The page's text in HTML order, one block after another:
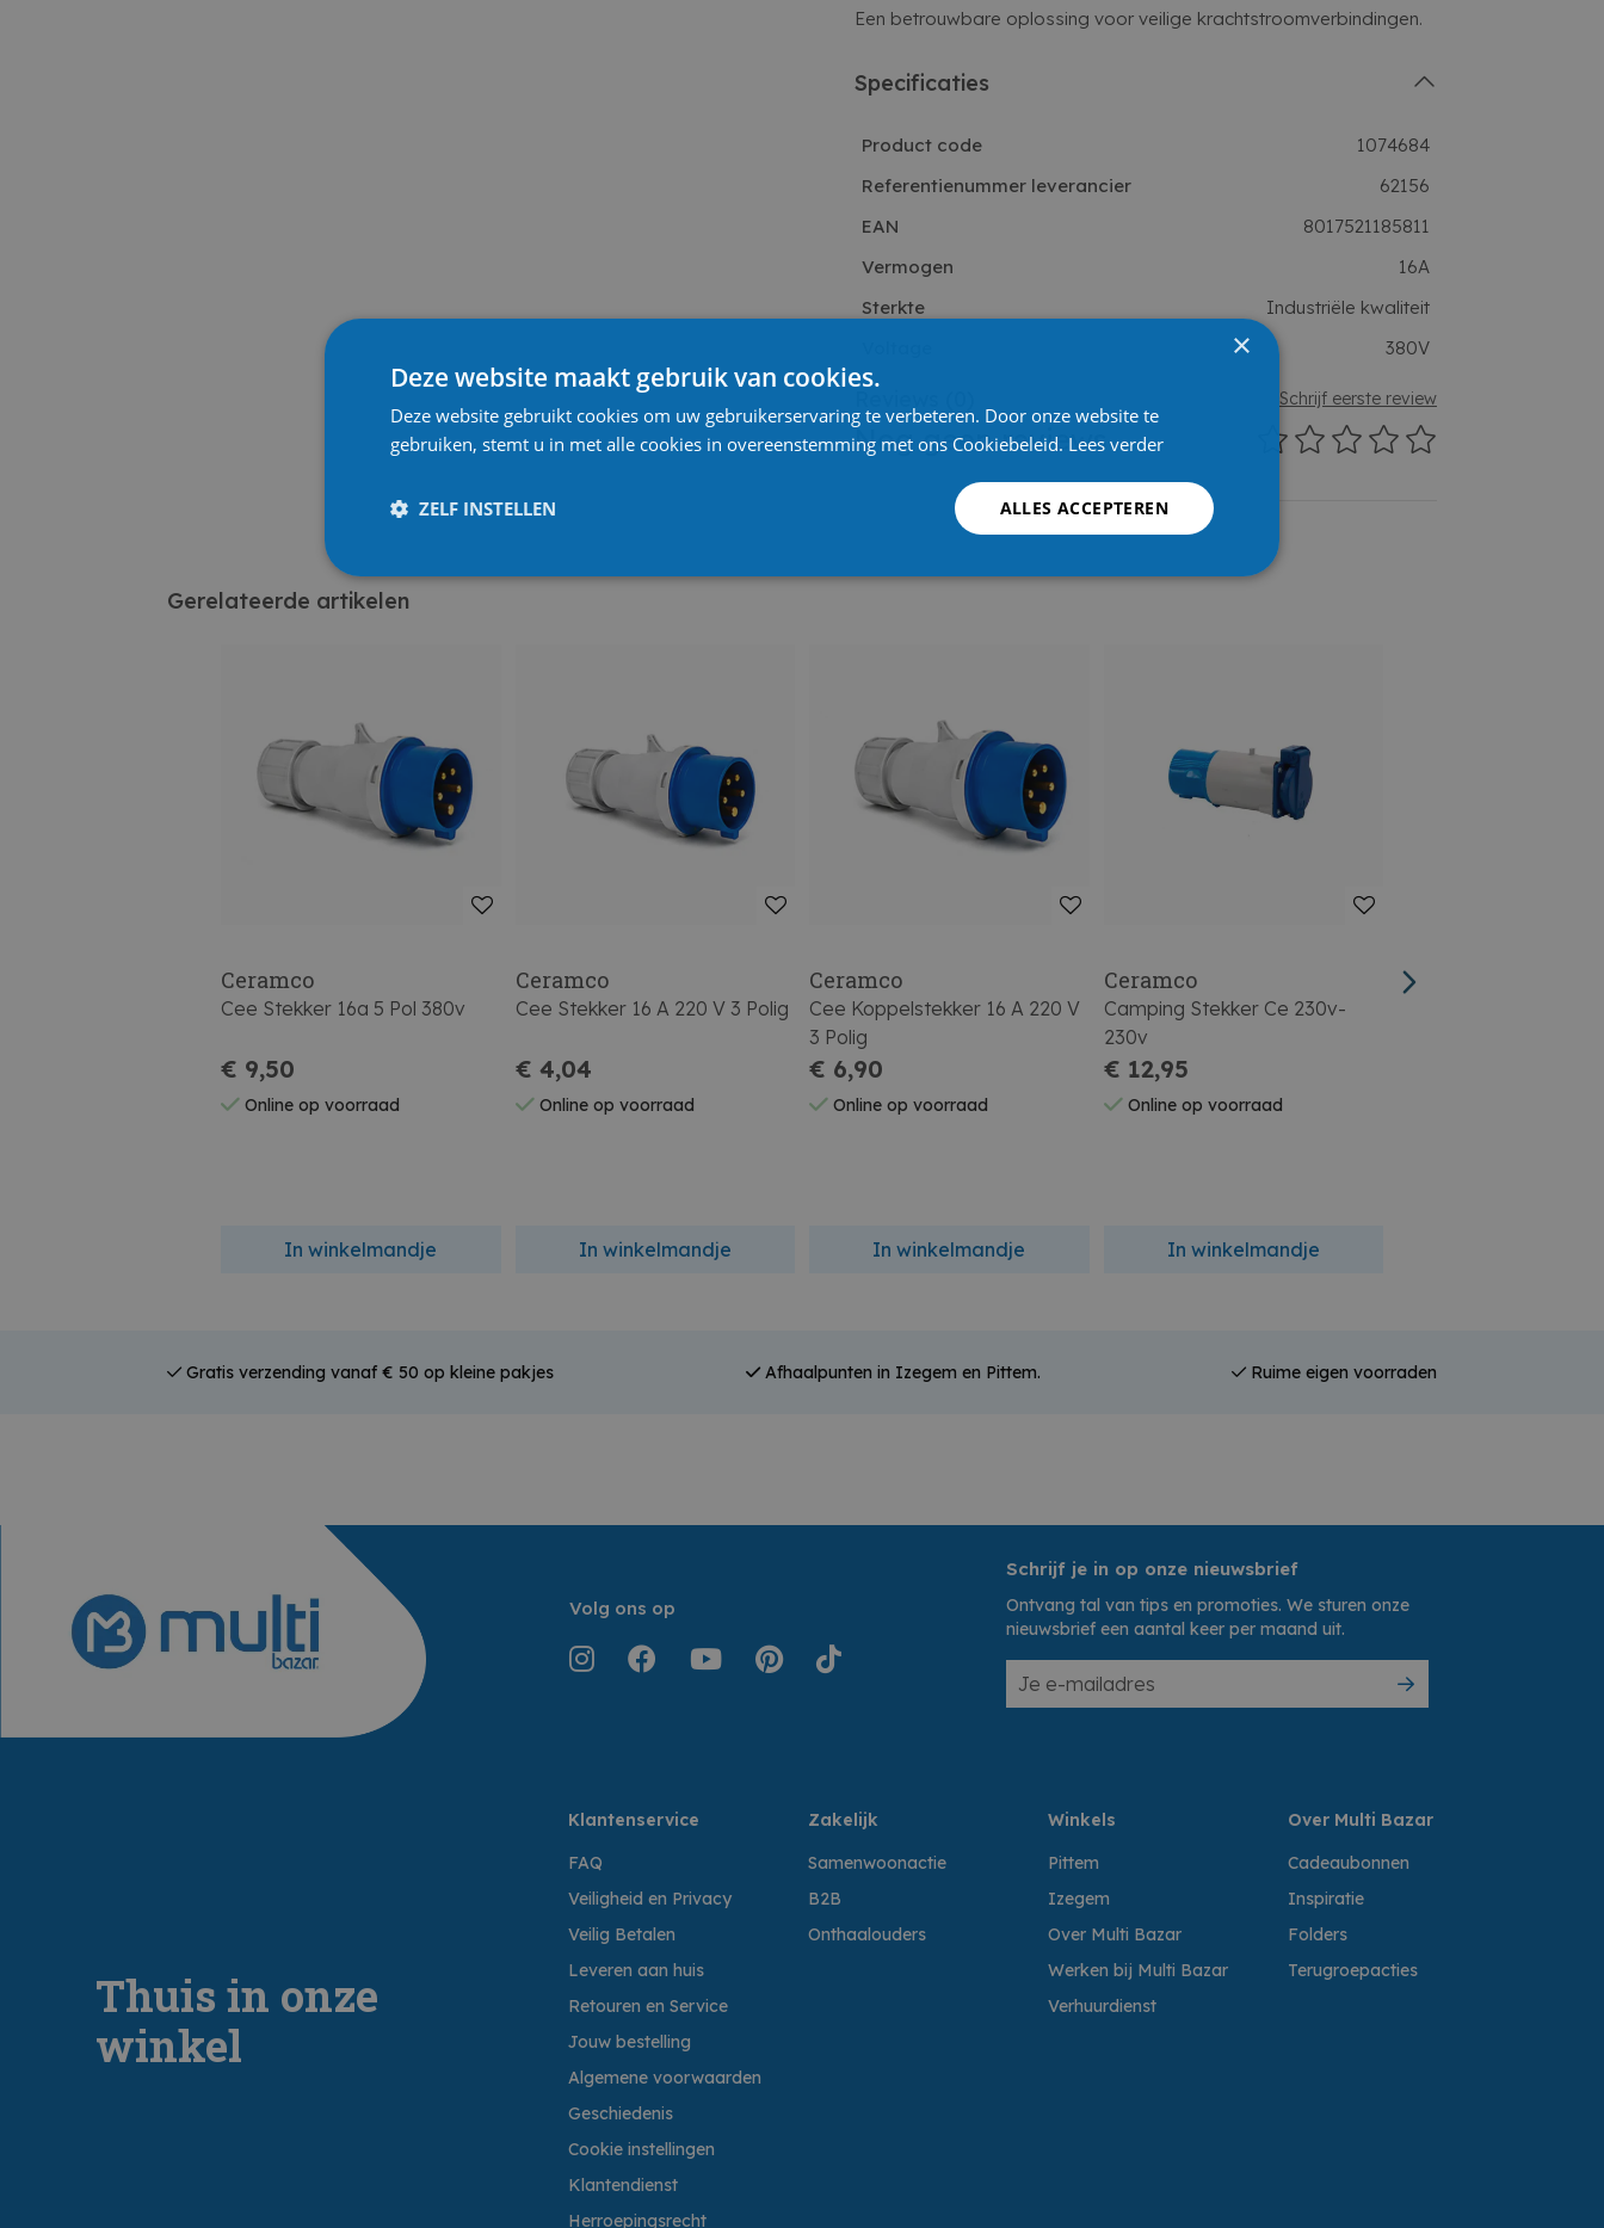
Een betrouwbare oplossing voor veilige krachtstroomverbindingen.
Specificaties
Product code
1074684
Referentienummer leverancier
62156
EAN
8017521185811
Vermogen
16A
Sterkte
Industriële kwaliteit
380V
Schrijf eerste review
Nog geen reviews
Gerelateerde artikelen
Ceramco
Cee Stekker 16a 5 Pol 380v
€ 9,50
Online op voorraad
In winkelmandje
Ceramco
Cee Stekker 16 A 220 V 3 Polig
€ 4,04
Online op voorraad
In winkelmandje
Ceramco
Cee Koppelstekker 16 A 220 V
3 Polig
€ 6,90
Online op voorraad
In winkelmandje
Ceramco
Camping Stekker Ce 230v-
230v
€ 12,95
Online op voorraad
In winkelmandje
Ceramco
Gratis verzending vanaf € 50 op kleine pakjes Afhaalpunten in Izegem en Pittem. Ruime eigen voorraden
Volg ons op
Schrijf je in op onze nieuwsbrief
Ontvang tal van tips en promoties. We sturen onze
nieuwsbrief een aantal keer per maand uit.
Thuis in onze
winkel
Klantenservice
FAQ
Veiligheid en Privacy
Veilig Betalen
Leveren aan huis
Retouren en Service
Jouw bestelling
Algemene voorwaarden
Geschiedenis
Cookie instellingen
Klantendienst
Herroepingsrecht
Zakelijk
Samenwoonactie
B2B
Onthaalouders
Winkels
Pittem
Izegem
Over Multi Bazar
Werken bij Multi Bazar
Verhuurdienst
Over Multi Bazar
Cadeaubonnen
Inspiratie
Folders
Terugroepacties
×
Deze website maakt gebruik van cookies.
Deze website gebruikt cookies om uw gebruikerservaring te verbeteren. Door onze website te
gebruiken, stemt u in met alle cookies in overeenstemming met ons Cookiebeleid. Lees verder
ALLES ACCEPTEREN
ZELF INSTELLEN